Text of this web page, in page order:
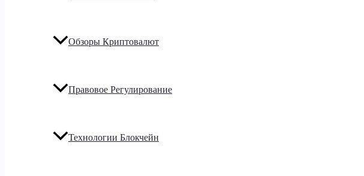
Обзоры Криптовалют
Правовое Регулирование
Технологии Блокчейн